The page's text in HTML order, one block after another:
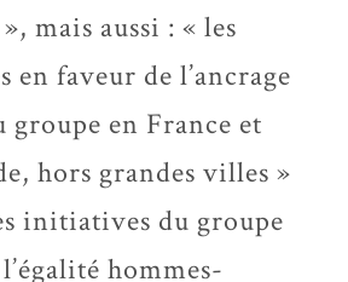
mais aussi : « les
en faveur de l’ancrage
en France et
hors grandes villes »
initiatives du groupe
hommes-